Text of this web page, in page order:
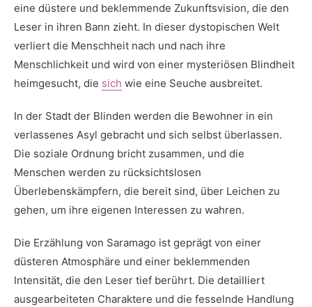
eine düstere ​und beklemmende Zukunftsvision, die den
Leser in ihren Bann​ zieht.⁢ In dieser dystopischen Welt
verliert die Menschheit nach und nach ihre
Menschlichkeit und wird von einer mysteriösen Blindheit
heimgesucht, die ​ sich wie eine Seuche ausbreitet.
In ​der⁢ Stadt der Blinden werden die Bewohner in ein
verlassenes Asyl gebracht und sich selbst überlassen.
Die soziale Ordnung bricht zusammen, und die
Menschen werden zu rücksichtslosen
Überlebenskämpfern, die bereit sind,‍ über Leichen zu
gehen, um ihre‍ eigenen Interessen⁢ zu ⁣wahren.
Die Erzählung von Saramago ist geprägt von einer
düsteren‍ Atmosphäre ⁤und einer beklemmenden
⁢Intensität, die den Leser tief berührt. Die detailliert
ausgearbeiteten Charaktere und die fesselnde Handlung